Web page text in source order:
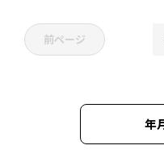
前ページ
年